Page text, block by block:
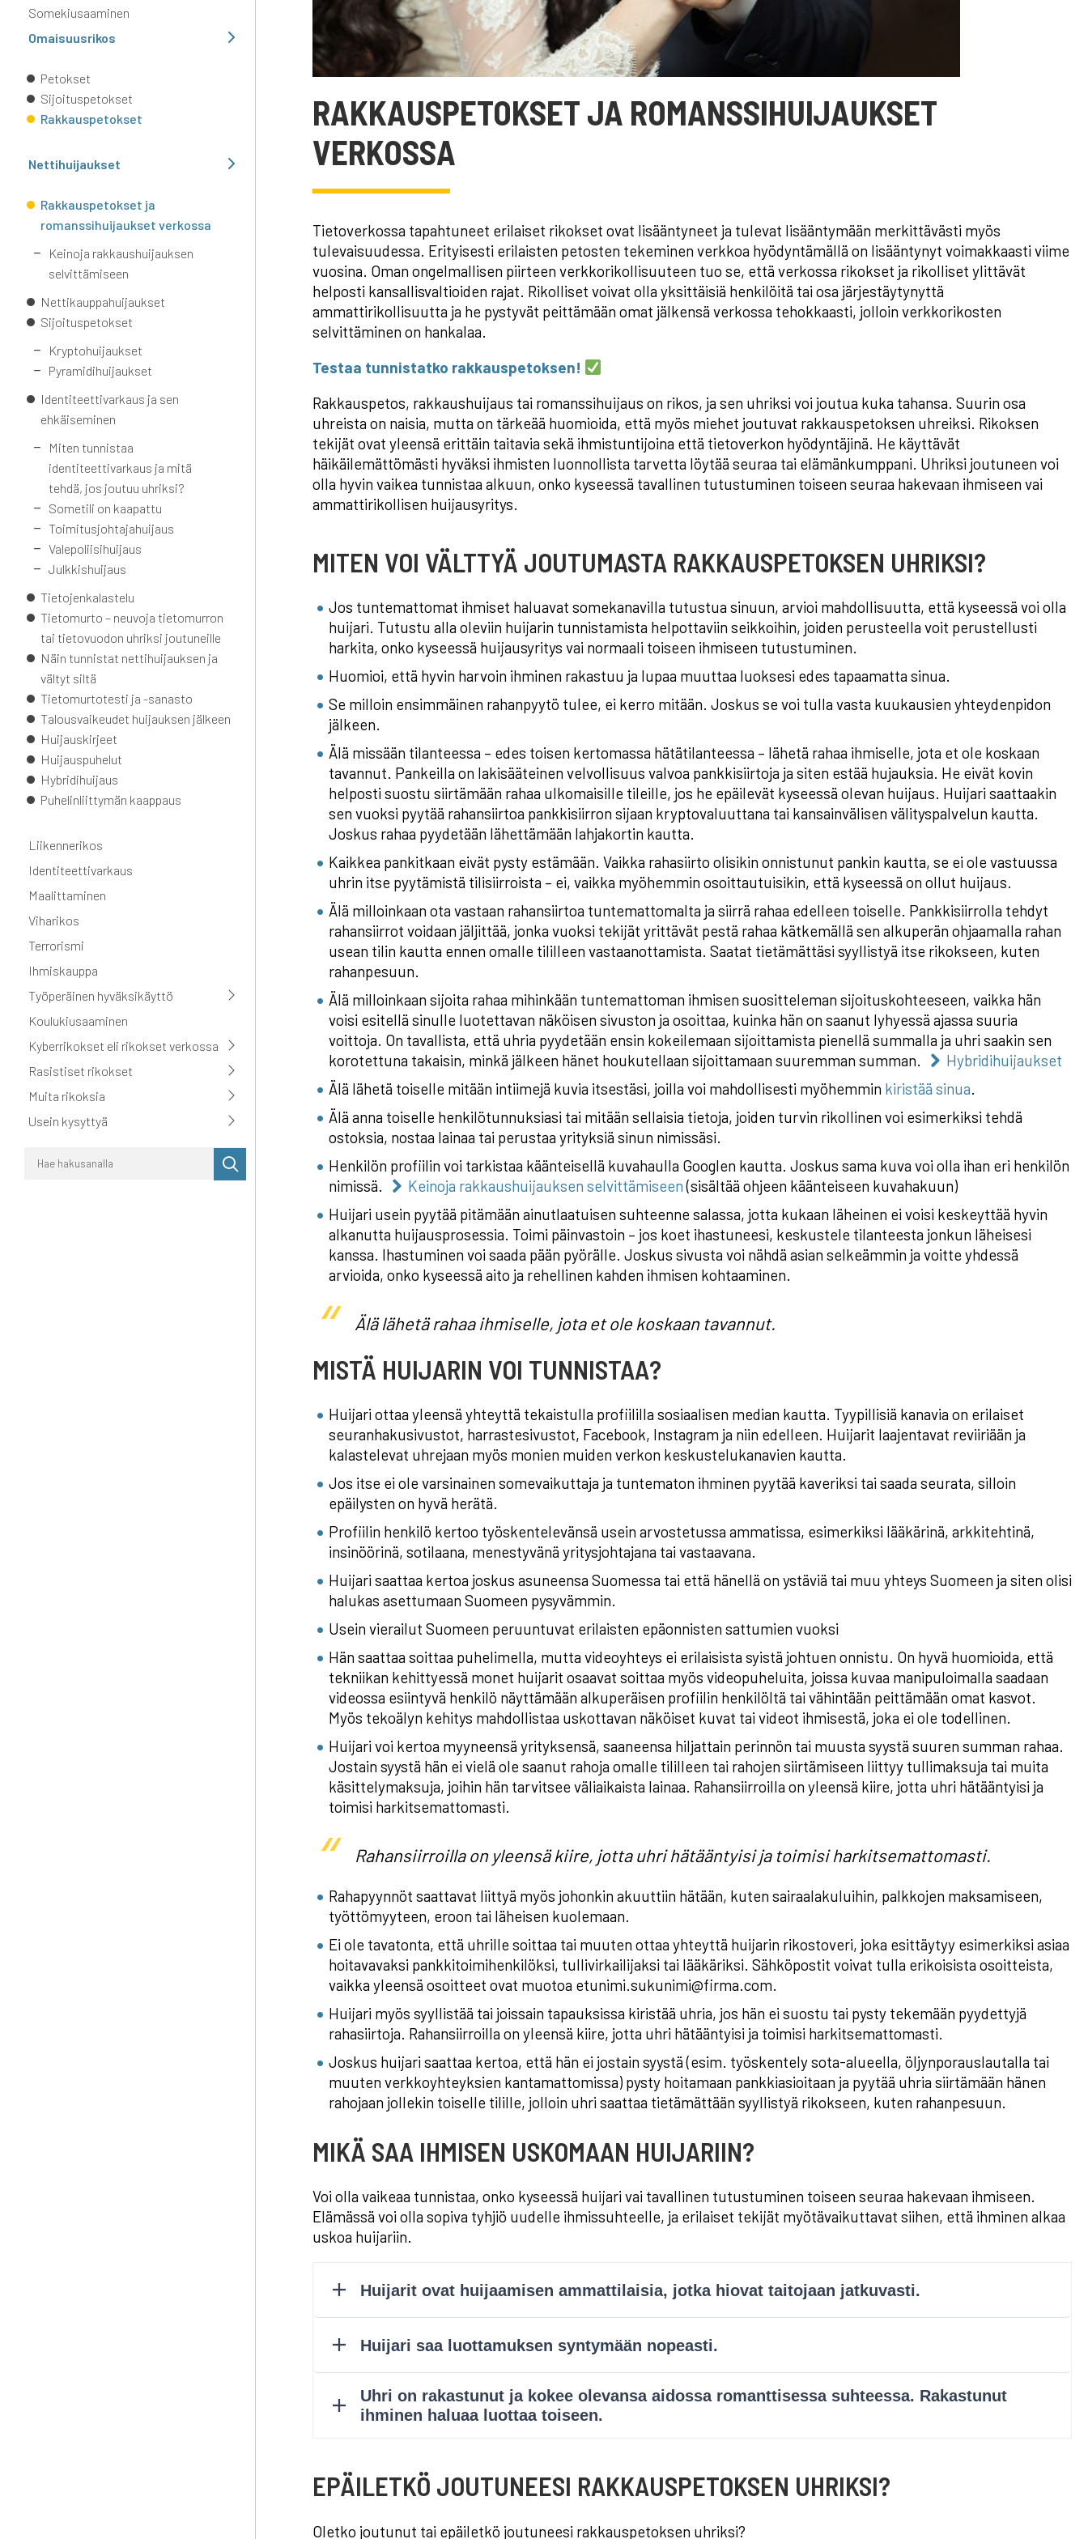
Somekiusaaminen
Omaisuusrikos
Petokset
Sijoituspetokset
Rakkauspetokset
Nettihuijaukset
Rakkauspetokset ja
romanssihuijaukset verkossa
Keinoja rakkaushuijauksen
selvittämiseen
Nettikauppahuijaukset
Sijoituspetokset
Kryptohuijaukset
Pyramidihuijaukset
Identiteettivarkaus ja sen
ehkäiseminen
Miten tunnistaa
identiteettivarkaus ja mitä
tehdä, jos joutuu uhriksi?
Sometili on kaapattu
Toimitusjohtajahuijaus
Valepoliisihuijaus
Julkkishuijaus
Tietojenkalastelu
Tietomurto – neuvoja tietomurron
tai tietovuodon uhriksi joutuneille
Näin tunnistat nettihuijauksen ja
vältyt siltä
Tietomurtotesti ja -sanasto
Talousvaikeudet huijauksen jälkeen
Huijauskirjeet
Huijauspuhelut
Hybridihuijaus
Puhelinliittymän kaappaus
Liikennerikos
Identiteettivarkaus
Maalittaminen
Viharikos
Terrorismi
Ihmiskauppa
Työperäinen hyväksikäyttö
Koulukiusaaminen
Kyberrikokset eli rikokset verkossa
Rasistiset rikokset
Muita rikoksia
Usein kysyttyä
haku
RAKKAUSPETOKSET JA ROMANSSIHUIJAUKSET
VERKOSSA
Tietoverkossa tapahtuneet erilaiset rikokset ovat lisääntyneet ja tulevat lisääntymään merkittävästi myös
tulevaisuudessa. Erityisesti erilaisten petosten tekeminen verkkoa hyödyntämällä on lisääntynyt voimakkaasti viime
vuosina. Oman ongelmallisen piirteen verkkorikollisuuteen tuo se, että verkossa rikokset ja rikolliset ylittävät
helposti kansallisvaltioiden rajat. Rikolliset voivat olla yksittäisiä henkilöitä tai osa järjestäytynyttä
ammattirikollisuutta ja he pystyvät peittämään omat jälkensä verkossa tehokkaasti, jolloin verkkorikosten
selvittäminen on hankalaa.
Testaa tunnistatko rakkauspetoksen!
Rakkauspetos, rakkaushuijaus tai romanssihuijaus on rikos, ja sen uhriksi voi joutua kuka tahansa. Suurin osa
uhreista on naisia, mutta on tärkeää huomioida, että myös miehet joutuvat rakkauspetoksen uhreiksi. Rikoksen
tekijät ovat yleensä erittäin taitavia sekä ihmistuntijoina että tietoverkon hyödyntäjinä. He käyttävät
häikäilemättömästi hyväksi ihmisten luonnollista tarvetta löytää seuraa tai elämänkumppani. Uhriksi joutuneen voi
olla hyvin vaikea tunnistaa alkuun, onko kyseessä tavallinen tutustuminen toiseen seuraa hakevaan ihmiseen vai
ammattirikollisen huijausyritys.
MITEN VOI VÄLTTYÄ JOUTUMASTA RAKKAUSPETOKSEN UHRIKSI?
Jos tuntemattomat ihmiset haluavat somekanavilla tutustua sinuun, arvioi mahdollisuutta, että kyseessä voi olla
huijari. Tutustu alla oleviin huijarin tunnistamista helpottaviin seikkoihin, joiden perusteella voit perustellusti
harkita, onko kyseessä huijausyritys vai normaali toiseen ihmiseen tutustuminen.
Huomioi, että hyvin harvoin ihminen rakastuu ja lupaa muuttaa luoksesi edes tapaamatta sinua.
Se milloin ensimmäinen rahanpyytö tulee, ei kerro mitään. Joskus se voi tulla vasta kuukausien yhteydenpidon
jälkeen.
Älä missään tilanteessa – edes toisen kertomassa hätätilanteessa – lähetä rahaa ihmiselle, jota et ole koskaan
tavannut. Pankeilla on lakisääteinen velvollisuus valvoa pankkisiirtoja ja siten estää hujauksia. He eivät kovin
helposti suostu siirtämään rahaa ulkomaisille tileille, jos he epäilevät kyseessä olevan huijaus. Huijari saattaakin
sen vuoksi pyytää rahansiirtoa pankkisiirron sijaan kryptovaluuttana tai kansainvälisen välityspalvelun kautta.
Joskus rahaa pyydetään lähettämään lahjakortin kautta.
Kaikkea pankitkaan eivät pysty estämään. Vaikka rahasiirto olisikin onnistunut pankin kautta, se ei ole vastuussa
uhrin itse pyytämistä tilisiirroista – ei, vaikka myöhemmin osoittautuisikin, että kyseessä on ollut huijaus.
Älä milloinkaan ota vastaan rahansiirtoa tuntemattomalta ja siirrä rahaa edelleen toiselle. Pankkisiirrolla tehdyt
rahansiirrot voidaan jäljittää, jonka vuoksi tekijät yrittävät pestä rahaa kätkemällä sen alkuperän ohjaamalla rahan
usean tilin kautta ennen omalle tililleen vastaanottamista. Saatat tietämättäsi syyllistyä itse rikokseen, kuten
rahanpesuun.
Älä milloinkaan sijoita rahaa mihinkään tuntemattoman ihmisen suositteleman sijoituskohteeseen, vaikka hän
voisi esitellä sinulle luotettavan näköisen sivuston ja osoittaa, kuinka hän on saanut lyhyessä ajassa suuria
voittoja. On tavallista, että uhria pyydetään ensin kokeilemaan sijoittamista pienellä summalla ja uhri saakin sen
korotettuna takaisin, minkä jälkeen hänet houkutellaan sijoittamaan suuremman summan.
Hybridihuijaukset
Älä lähetä toiselle mitään intiimejä kuvia itsestäsi, joilla voi mahdollisesti myöhemmin kiristää sinua.
Älä anna toiselle henkilötunnuksiasi tai mitään sellaisia tietoja, joiden turvin rikollinen voi esimerkiksi tehdä
ostoksia, nostaa lainaa tai perustaa yrityksiä sinun nimissäsi.
Henkilön profiilin voi tarkistaa käänteisellä kuvahaulla Googlen kautta. Joskus sama kuva voi olla ihan eri henkilön
nimissä.
Keinoja rakkaushuijauksen selvittämiseen(sisältää ohjeen käänteiseen kuvahakuun)
Huijari usein pyytää pitämään ainutlaatuisen suhteenne salassa, jotta kukaan läheinen ei voisi keskeyttää hyvin
alkanutta huijausprosessia. Toimi päinvastoin – jos koet ihastuneesi, keskustele tilanteesta jonkun läheisesi
kanssa. Ihastuminen voi saada pään pyörälle. Joskus sivusta voi nähdä asian selkeämmin ja voitte yhdessä
arvioida, onko kyseessä aito ja rehellinen kahden ihmisen kohtaaminen.
Älä lähetä rahaa ihmiselle, jota et ole koskaan tavannut.
MISTÄ HUIJARIN VOI TUNNISTAA?
Huijari ottaa yleensä yhteyttä tekaistulla profiililla sosiaalisen median kautta. Tyypillisiä kanavia on erilaiset
seuranhakusivustot, harrastesivustot, Facebook, Instagram ja niin edelleen. Huijarit laajentavat reviiriään ja
kalastelevat uhrejaan myös monien muiden verkon keskustelukanavien kautta.
Jos itse ei ole varsinainen somevaikuttaja ja tuntematon ihminen pyytää kaveriksi tai saada seurata, silloin
epäilysten on hyvä herätä.
Profiilin henkilö kertoo työskentelevänsä usein arvostetussa ammatissa, esimerkiksi lääkärinä, arkkitehtinä,
insinöörinä, sotilaana, menestyvänä yritysjohtajana tai vastaavana.
Huijari saattaa kertoa joskus asuneensa Suomessa tai että hänellä on ystäviä tai muu yhteys Suomeen ja siten olisi
halukas asettumaan Suomeen pysyvämmin.
Usein vierailut Suomeen peruuntuvat erilaisten epäonnisten sattumien vuoksi
Hän saattaa soittaa puhelimella, mutta videoyhteys ei erilaisista syistä johtuen onnistu. On hyvä huomioida, että
tekniikan kehittyessä monet huijarit osaavat soittaa myös videopuheluita, joissa kuvaa manipuloimalla saadaan
videossa esiintyvä henkilö näyttämään alkuperäisen profiilin henkilöltä tai vähintään peittämään omat kasvot.
Myös tekoälyn kehitys mahdollistaa uskottavan näköiset kuvat tai videot ihmisestä, joka ei ole todellinen.
Huijari voi kertoa myyneensä yrityksensä, saaneensa hiljattain perinnön tai muusta syystä suuren summan rahaa.
Jostain syystä hän ei vielä ole saanut rahoja omalle tililleen tai rahojen siirtämiseen liittyy tullimaksuja tai muita
käsittelymaksuja, joihin hän tarvitsee väliaikaista lainaa. Rahansiirroilla on yleensä kiire, jotta uhri hätääntyisi ja
toimisi harkitsemattomasti.
Rahansiirroilla on yleensä kiire, jotta uhri hätääntyisi ja toimisi harkitsemattomasti.
Rahapyynnöt saattavat liittyä myös johonkin akuuttiin hätään, kuten sairaalakuluihin, palkkojen maksamiseen,
työttömyyteen, eroon tai läheisen kuolemaan.
Ei ole tavatonta, että uhrille soittaa tai muuten ottaa yhteyttä huijarin rikostoveri, joka esittäytyy esimerkiksi asiaa
hoitavavaksi pankkitoimihenkilöksi, tullivirkailijaksi tai lääkäriksi. Sähköpostit voivat tulla erikoisista osoitteista,
vaikka yleensä osoitteet ovat muotoa etunimi.sukunimi@firma.com.
Huijari myös syyllistää tai joissain tapauksissa kiristää uhria, jos hän ei suostu tai pysty tekemään pyydettyjä
rahasiirtoja. Rahansiirroilla on yleensä kiire, jotta uhri hätääntyisi ja toimisi harkitsemattomasti.
Joskus huijari saattaa kertoa, että hän ei jostain syystä (esim. työskentely sota-alueella, öljynporauslautalla tai
muuten verkkoyhteyksien kantamattomissa) pysty hoitamaan pankkiasioitaan ja pyytää uhria siirtämään hänen
rahojaan jollekin toiselle tilille, jolloin uhri saattaa tietämättään syyllistyä rikokseen, kuten rahanpesuun.
MIKÄ SAA IHMISEN USKOMAAN HUIJARIIN?
Voi olla vaikeaa tunnistaa, onko kyseessä huijari vai tavallinen tutustuminen toiseen seuraa hakevaan ihmiseen.
Elämässä voi olla sopiva tyhjiö uudelle ihmissuhteelle, ja erilaiset tekijät myötävaikuttavat siihen, että ihminen alkaa
uskoa huijariin.
EPÄILETKÖ JOUTUNEESI RAKKAUSPETOKSEN UHRIKSI?
Oletko joutunut tai epäiletkö joutuneesi rakkauspetoksen uhriksi?